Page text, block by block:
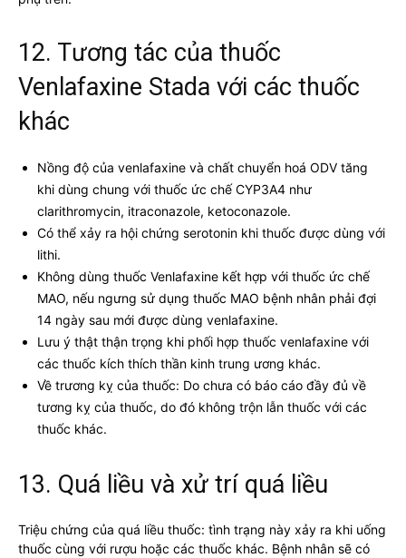
12. Tương tác của thuốc
Venlafaxine Stada với các thuốc
khác
Nồng độ của venlafaxine và chất chuyển hoá ODV tăng
khi dùng chung với thuốc ức chế CYP3A4 như
clarithromycin, itraconazole, ketoconazole.
Có thể xảy ra hội chứng serotonin khi thuốc được dùng với
lithi.
Không dùng thuốc Venlafaxine kết hợp với thuốc ức chế
MAO, nếu ngưng sử dụng thuốc MAO bệnh nhân phải đợi
14 ngày sau mới được dùng venlafaxine.
Lưu ý thật thận trọng khi phối hợp thuốc venlafaxine với
các thuốc kích thích thần kinh trung ương khác.
Về trương kỵ của thuốc: Do chưa có báo cáo đầy đủ về
tương kỵ của thuốc, do đó không trộn lẫn thuốc với các
thuốc khác.
13. Quá liều và xử trí quá liều
Triệu chứng của quá liều thuốc: tình trạng này xảy ra khi uống
thuốc cùng với rượu hoặc các thuốc khác. Bệnh nhân sẽ có